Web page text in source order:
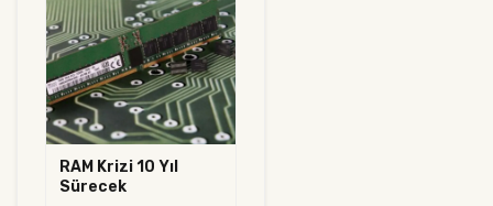
RAM Krizi 10 Yıl
Sürecek